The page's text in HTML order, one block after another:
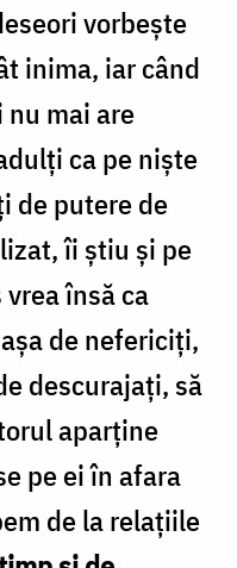
vorbeşte
inima, iar când
mai are
ca pe nişte
de putere de
îi ştiu şi pe
însă ca
de nefericiţi,
descurajaţi, să
aparţine
pe ei în afara
de la relaţiile